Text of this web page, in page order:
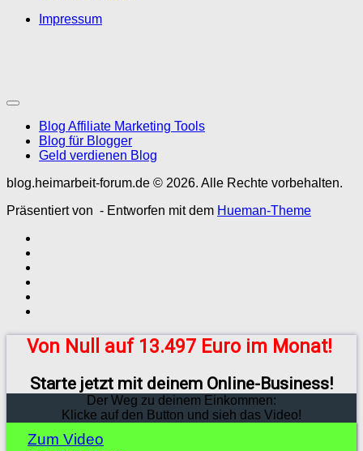
Impressum
Blog Affiliate Marketing Tools
Blog für Blogger
Geld verdienen Blog
blog.heimarbeit-forum.de © 2026. Alle Rechte vorbehalten.
Präsentiert von - Entworfen mit dem Hueman-Theme
Von Null auf 13.497 Euro im Monat!
Starte jetzt mit deinem Online-Business!
Der Weg zu deinem Einkommen:
Klicke auf den Button und sieh das Video!
Zum Video